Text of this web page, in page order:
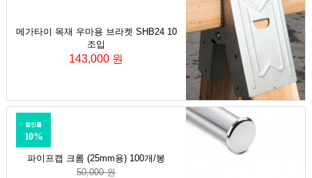
메가타이 목재 우마용 브라켓 SHB24 10
조입
143,000 원
파이프캡 크롬 (25mm용) 100개/봉
할인률
10%
50,000 원